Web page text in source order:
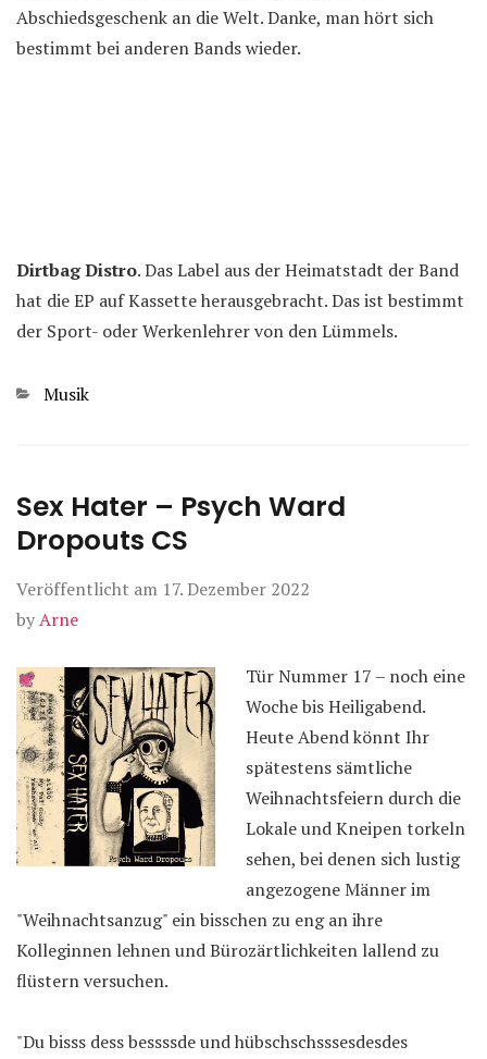
Abschiedsgeschenk an die Welt. Danke, man hört sich
bestimmt bei anderen Bands wieder.
Dirtbag Distro. Das Label aus der Heimatstadt der Band
hat die EP auf Kassette herausgebracht. Das ist bestimmt
der Sport- oder Werkenlehrer von den Lümmels.
Kategorien
Musik
Sex Hater – Psych Ward
Dropouts CS
Veröffentlicht am 17. Dezember 2022
byArne
Tür Nummer 17 – noch eine
Woche bis Heiligabend.
Heute Abend könnt Ihr
spätestens sämtliche
Weihnachtsfeiern durch die
Lokale und Kneipen torkeln
sehen, bei denen sich lustig
angezogene Männer im
"Weihnachtsanzug" ein bisschen zu eng an ihre
Kolleginnen lehnen und Bürozärtlichkeiten lallend zu
flüstern versuchen.
"Du bisss dess bessssde und hübschschsssesdesdes